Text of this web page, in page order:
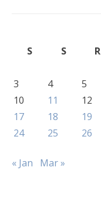
S
S R
3
4 5
10
11 12
17
18 19
24
25 26
« Jan Mar »